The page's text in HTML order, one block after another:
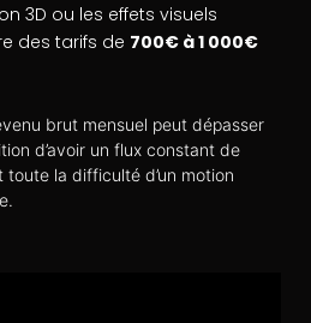
3D ou les effets visuels
des tarifs de 700€ à 1 000€
brut mensuel peut dépasser
d’avoir un flux constant de
toute la difficulté d’un motion